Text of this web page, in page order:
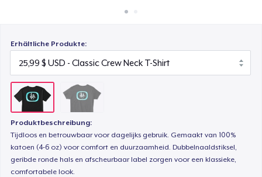
Erhältliche Produkte:
Produktbeschreibung:
Tijdloos en betrouwbaar voor dagelijks gebruik. Gemaakt van 100%
katoen (4-6 oz) voor comfort en duurzaamheid. Dubbelnaaldstiksel,
geribde ronde hals en afscheurbaar label zorgen voor een klassieke,
comfortabele look.